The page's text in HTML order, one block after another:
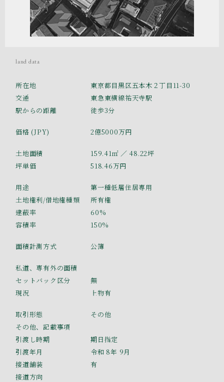
land data
所在地
東京都目黒区五本木２丁目11-30
交通
東急東横線祐天寺駅
駅からの距離
徒歩3分
価格 (JPY) 2億5000万円
土地面積 159.41㎡ ／ 48.22坪
坪単価
518.46万円
用途
第一種低層住居専用
土地権利/借地権種類
所有権
建蔽率
60%
容積率
150%
面積計測方式 公簿
私道、専有外の面積
セットバック区分
無
現況
上物有
取引形態
その他
その他、記載事項
引渡し時期
期日指定
引渡年月
令和 8年 9月
接道舗装
有
接道方向